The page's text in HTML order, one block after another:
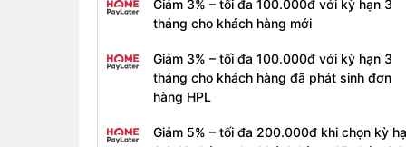
- Bước 3: Khách đồng ý giá tiến hành lấy pin mới
- Bước 4: Kiểm tra xem máy có nhận pin không,
- Bước 5: Bàn giao lại máy. Khách thanh toán
Giảm 3% – tối đa 100.000đ với kỳ hạn 3
tháng cho khách hàng mới
Giảm 3% – tối đa 100.000đ với kỳ hạn 3
tháng cho khách hàng đã phát sinh đơn
hàng HPL
Giảm 5% – tối đa 200.000đ khi chọn kỳ